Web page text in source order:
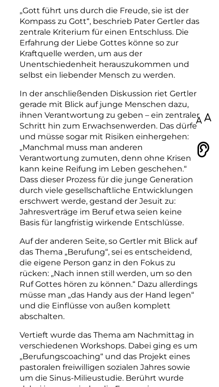
„Gott führt uns durch die Freude, sie ist der
Kompass zu Gott“, beschrieb Pater Gertler das
zentrale Kriterium für einen Entschluss. Die
Erfahrung der Liebe Gottes könne so zur
Kraftquelle werden, um aus der
Unentschiedenheit herauszukommen und
selbst ein liebender Mensch zu werden.
In der anschließenden Diskussion riet Gertler
gerade mit Blick auf junge Menschen dazu,
ihnen Verantwortung zu geben – ein zentraler
Schritt hin zum Erwachsenwerden. Das dürfe
und müsse sogar mit Risiken einhergehen:
„Manchmal muss man anderen
Verantwortung zumuten, denn ohne Krisen
kann keine Reifung im Leben geschehen.“
Dass dieser Prozess für die junge Generation
durch viele gesellschaftliche Entwicklungen
erschwert werde, gestand der Jesuit zu:
Jahresverträge im Beruf etwa seien keine
Basis für langfristig wirkende Entschlüsse.
Auf der anderen Seite, so Gertler mit Blick auf
das Thema „Berufung“, sei es entscheidend,
die eigene Person ganz in den Fokus zu
rücken: „Nach innen still werden, um so den
Ruf Gottes hören zu können.“ Dazu allerdings
müsse man „das Handy aus der Hand legen“
und die Einflüsse von außen komplett
abschalten.
Vertieft wurde das Thema am Nachmittag in
verschiedenen Workshops. Dabei ging es um
„Berufungscoaching“ und das Projekt eines
pastoralen freiwilligen sozialen Jahres sowie
um die Sinus-Milieustudie. Berührt wurde
100